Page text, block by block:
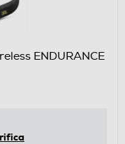
ENDURANCE